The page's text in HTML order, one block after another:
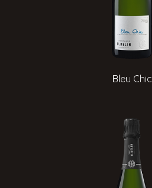
Bleu Chic